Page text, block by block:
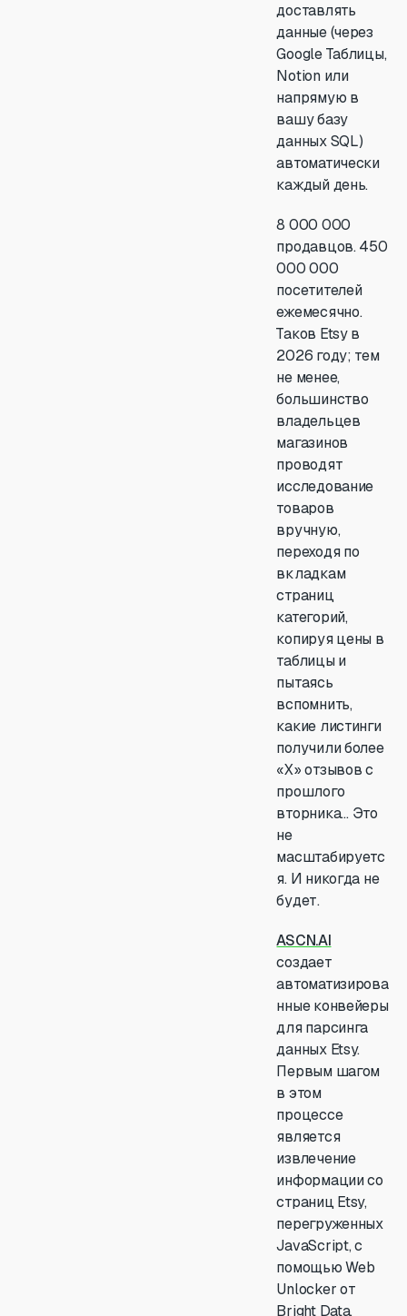
доставлять
данные (через
Google Таблицы,
Notion или
напрямую в
вашу базу
данных SQL)
автоматически
каждый день.
8 000 000
продавцов. 450
000 000
посетителей
ежемесячно.
Таков Etsy в
2026 году; тем
не менее,
большинство
владельцев
магазинов
проводят
исследование
товаров
вручную,
переходя по
вкладкам
страниц
категорий,
копируя цены в
таблицы и
пытаясь
вспомнить,
какие листинги
получили более
«X» отзывов с
прошлого
вторника… Это
не
масштабируетс
я. И никогда не
будет.
ASCN.AI
создает
автоматизирова
нные конвейеры
для парсинга
данных Etsy.
Первым шагом
в этом
процессе
является
извлечение
информации со
страниц Etsy,
перегруженных
JavaScript, с
помощью Web
Unlocker от
Bright Data.